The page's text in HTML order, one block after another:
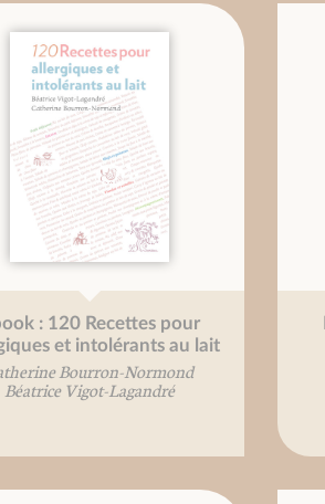
: 120 Recettes pour
et intolérants au lait
Bourron-Normond
Béatrice Vigot-Lagandré